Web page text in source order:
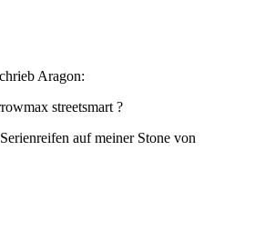
Aragon:
streetsmart ?
auf meiner Stone von